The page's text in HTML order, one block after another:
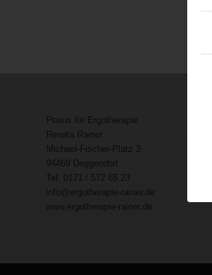
Praxis für Ergotherapie
Renata Rainer
Michael-Fischer-Platz 3
94469 Deggendorf
Tel. 0171 / 572 65 23
info@ergotherapie-rainer.de
www.ergotherapie-rainer.de